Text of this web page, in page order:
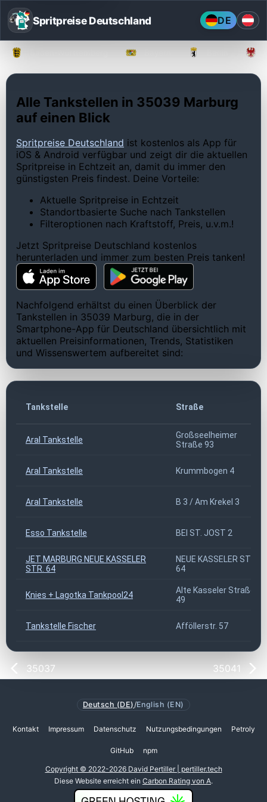
Spritpreise Deutschland DE
Alle Tankstellen in 35039 Marburg
auf einen Blick
Spritpreise Deutschland ist kostenlos als App für
iOS & Android verfügbar und zeigt dir die aktuellen
Spritpreise in Echtzeit an, damit du immer den
günstigsten Preis findest. Deine Vorteile:
Aktuelle Spritpreise in Echtzeit
Standortbasierte Suche nach Tankstellen
Filteroptionen nach Kraftstoff, Preis, u.v.m.!
Jetzt Spritpreise Deutschland kostenlos
herunterladen und immer zum besten Preis tanken!
Nachfolgend erhältst du einen Überblick der
Tankstellen in 35039 Marburg, die in der
Smartphone-App für Deutschland übersichtlich mit
aktuellen Preisinformationen, Trends, Statistiken
und Wissenswertem aufbereitet sind:
Tankstelle Straße
Aral Tankstelle
Großseelheimer
Straße 93
Aral Tankstelle Krummbogen 4
Aral Tankstelle B 3 / Am Krekel 3
Esso Tankstelle BEI ST. JOST 2
JET MARBURG NEUE KASSELER
STR. 64
NEUE KASSELER STR.
64
Knies + Lagotka Tankpool24
Alte Kasseler Straße
49
Tankstelle Fischer Afföllerstr. 57
35037 35041
Deutsch (DE) /English (EN)
Kontakt Impressum Datenschutz Nutzungsbedingungen Petroly
GitHub npm
Copyright © 2022-2026 David Pertiller | pertiller.tech
Diese Website erreicht ein Carbon Rating von A.